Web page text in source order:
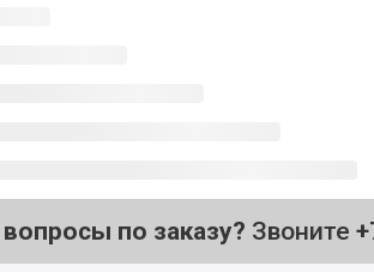
вопросы по заказу? Звоните